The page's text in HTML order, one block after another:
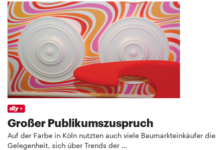
Großer Publikumszuspruch
Auf der Farbe in Köln nutzten auch viele Baumarkteinkäufer die
Gelegenheit, sich über Trends der …